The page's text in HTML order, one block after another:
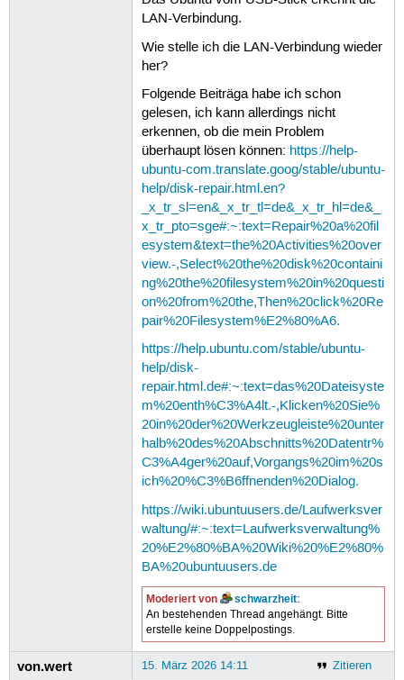
LAN-Verbindung.
Wie stelle ich die LAN-Verbindung wieder
her?
Folgende Beiträga habe ich schon
gelesen, ich kann allerdings nicht
erkennen, ob die mein Problem
überhaupt lösen können: https://help-
ubuntu-com.translate.goog/stable/ubuntu-
help/disk-repair.html.en?
_x_tr_sl=en&_x_tr_tl=de&_x_tr_hl=de&_
x_tr_pto=sge#:~:text=Repair%20a%20fil
esystem&text=the%20Activities%20over
view.-,Select%20the%20disk%20containi
ng%20the%20filesystem%20in%20questi
on%20from%20the,Then%20click%20Re
pair%20Filesystem%E2%80%A6.
https://help.ubuntu.com/stable/ubuntu-
help/disk-
repair.html.de#:~:text=das%20Dateisyste
m%20enth%C3%A4lt.-,Klicken%20Sie%
20in%20der%20Werkzeugleiste%20unter
halb%20des%20Abschnitts%20Datentr%
C3%A4ger%20auf,Vorgangs%20im%20s
ich%20%C3%B6ffnenden%20Dialog.
https://wiki.ubuntuusers.de/Laufwerksver
waltung/#:~:text=Laufwerksverwaltung%
20%E2%80%BA%20Wiki%20%E2%80%
BA%20ubuntuusers.de
Moderiert von schwarzheit:
An bestehenden Thread angehängt. Bitte
erstelle keine Doppelpostings.
von.wert Zitieren
15. März 2026 14:11